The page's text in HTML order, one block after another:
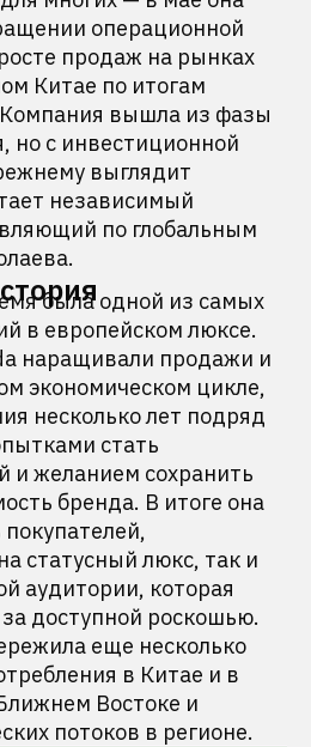
операционной
продаж на рынках
Китае по итогам
вышла из фазы
но с инвестиционной
выглядит
независимый
по глобальным
была одной из самых
в европейском люксе.
наращивали продажи и
экономическом цикле,
несколько лет подряд
стать
и желанием сохранить
бренда. В итоге она
покупателей,
статусный люкс, так и
аудитории, которая
доступной роскошью.
еще несколько
в Китае и в
Востоке и
потоков в регионе.